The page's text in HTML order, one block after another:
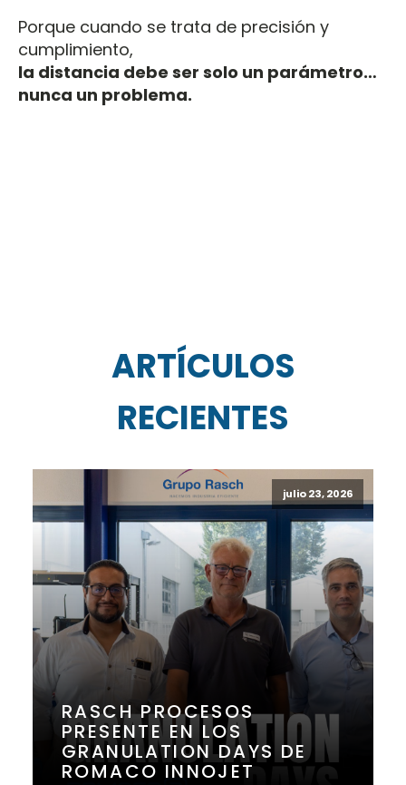
Porque cuando se trata de precisión y
cumplimiento,
la distancia debe ser solo un parámetro…
nunca un problema.
ARTÍCULOS
RECIENTES
julio 23, 2026
RASCH PROCESOS
PRESENTE EN LOS
GRANULATION DAYS DE
ROMACO INNOJET